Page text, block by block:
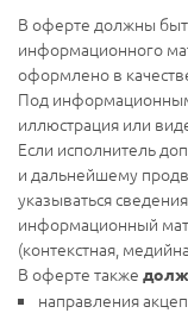
В оферте должны
информационного
оформлено в
Под
иллюстрация или
Если исполнитель
и дальнейшему
указываться
информационный
(контекстная,
В оферте также
направления